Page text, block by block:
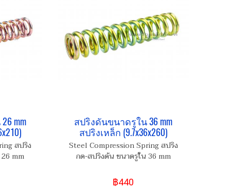
mm
สปริง
mm
สปริงดันขนาดรูใน 36 mm
สปริงเหล็ก (9.7x36x260)
Steel Compression Spring สปริง
กด-สปริงดัน ขนาดรูใน 36 mm
฿440